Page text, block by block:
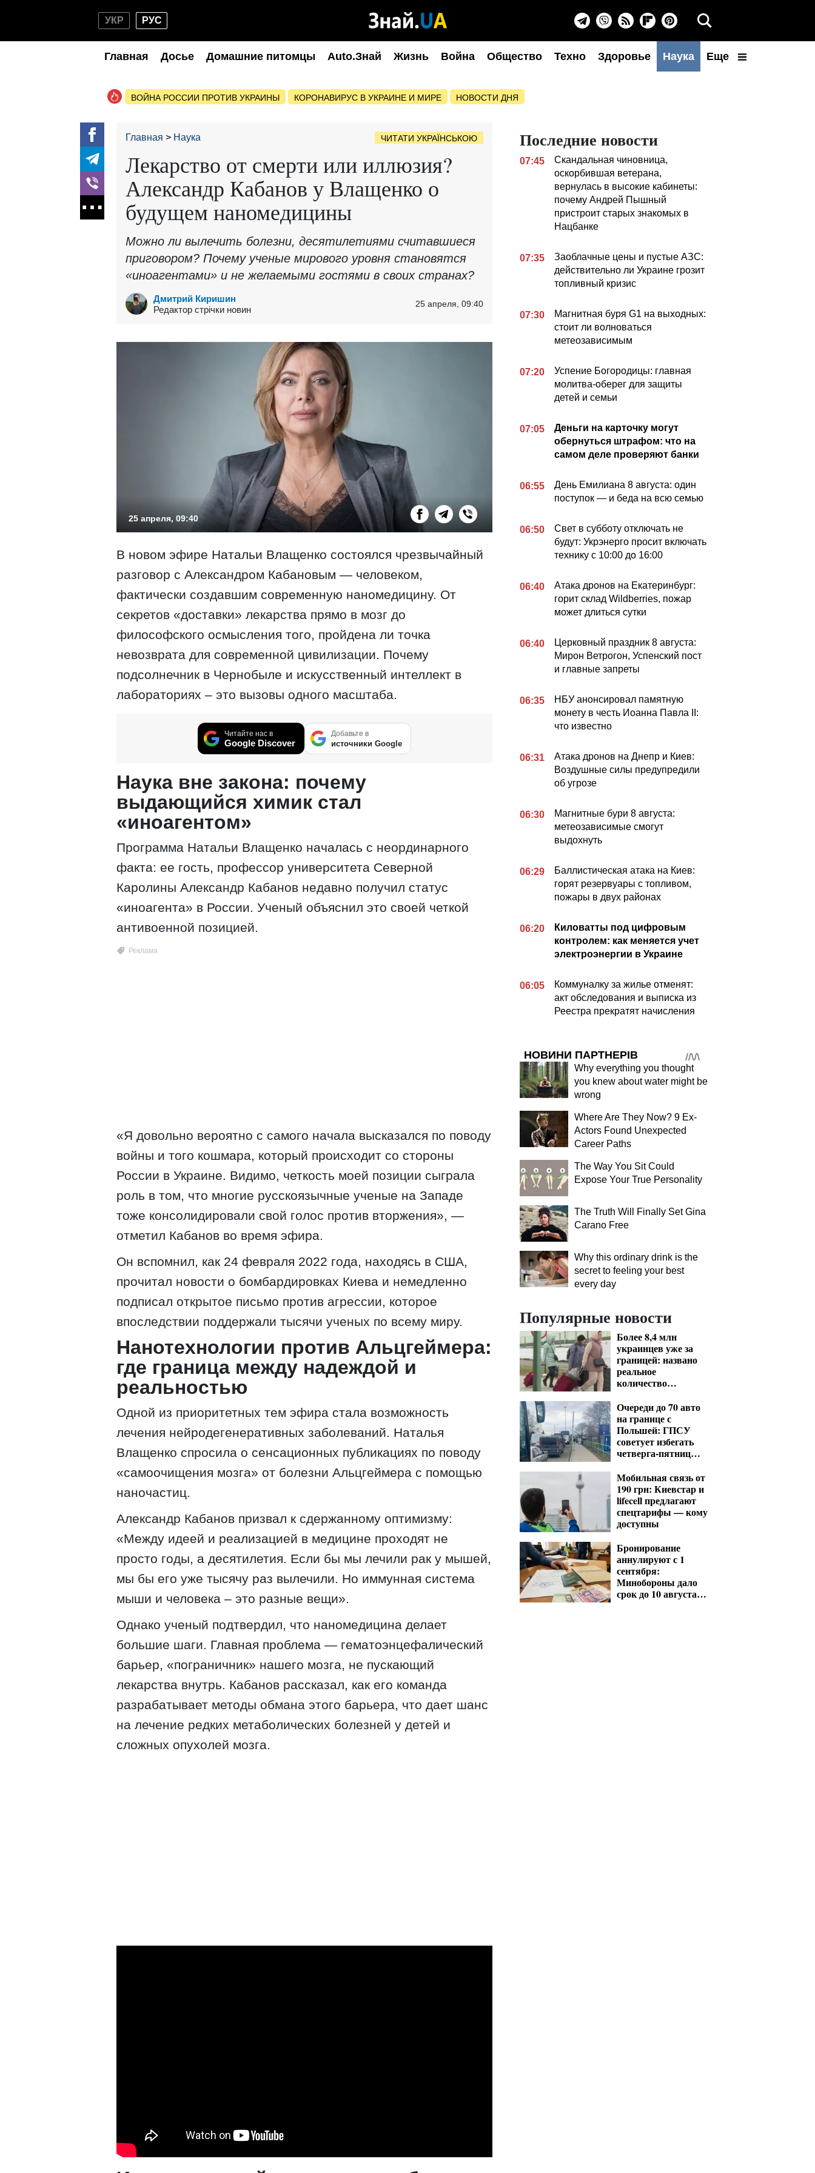
УКР РУС
Главная Досье Домашние питомцы Auto.Знай Жизнь Война Общество Техно Здоровье Наука Еще
ВОЙНА РОССИИ ПРОТИВ УКРАИНЫ КОРОНАВИРУС В УКРАИНЕ И МИРЕ НОВОСТИ ДНЯ
Главная Наука ЧИТАТИ УКРАЇНСЬКОЮ
Лекарство от смерти или иллюзия?
Александр Кабанов у Влащенко о
будущем наномедицины
Можно ли вылечить болезни, десятилетиями считавшиеся
приговором? Почему ученые мирового уровня становятся
«иноагентами» и не желаемыми гостями в своих странах?
Дмитрий Киришин
Редактор стрічки новин
25 апреля, 09:40
25 апреля, 09:40
В новом эфире Натальи Влащенко состоялся чрезвычайный
разговор с Александром Кабановым — человеком,
фактически создавшим современную наномедицину. От
секретов «доставки» лекарства прямо в мозг до
философского осмысления того, пройдена ли точка
невозврата для современной цивилизации. Почему
подсолнечник в Чернобыле и искусственный интеллект в
лабораториях – это вызовы одного масштаба.
Читайте нас в
Google Discover
Добавьте в
источники Google
Наука вне закона: почему
выдающийся химик стал
«иноагентом»
Программа Натальи Влащенко началась с неординарного
факта: ее гость, профессор университета Северной
Каролины Александр Кабанов недавно получил статус
«иноагента» в России. Ученый объяснил это своей четкой
антивоенной позицией.
«Я довольно вероятно с самого начала высказался по поводу
войны и того кошмара, который происходит со стороны
России в Украине. Видимо, четкость моей позиции сыграла
роль в том, что многие русскоязычные ученые на Западе
тоже консолидировали свой голос против вторжения», —
отметил Кабанов во время эфира.
Он вспомнил, как 24 февраля 2022 года, находясь в США,
прочитал новости о бомбардировках Киева и немедленно
подписал открытое письмо против агрессии, которое
впоследствии поддержали тысячи ученых по всему миру.
Нанотехнологии против Альцгеймера:
где граница между надеждой и
реальностью
Одной из приоритетных тем эфира стала возможность
лечения нейродегенеративных заболеваний. Наталья
Влащенко спросила о сенсационных публикациях по поводу
«самоочищения мозга» от болезни Альцгеймера с помощью
наночастиц.
Александр Кабанов призвал к сдержанному оптимизму:
«Между идеей и реализацией в медицине проходят не
просто годы, а десятилетия. Если бы мы лечили рак у мышей,
мы бы его уже тысячу раз вылечили. Но иммунная система
мыши и человека – это разные вещи».
Однако ученый подтвердил, что наномедицина делает
большие шаги. Главная проблема — гематоэнцефалический
барьер, «пограничник» нашего мозга, не пускающий
лекарства внутрь. Кабанов рассказал, как его команда
разрабатывает методы обмана этого барьера, что дает шанс
на лечение редких метаболических болезней у детей и
сложных опухолей мозга.
Последние новости
07:45
Скандальная чиновница,
оскорбившая ветерана,
вернулась в высокие кабинеты:
почему Андрей Пышный
пристроит старых знакомых в
Нацбанке
07:35
Заоблачные цены и пустые АЗС:
действительно ли Украине грозит
топливный кризис
07:30
Магнитная буря G1 на выходных:
стоит ли волноваться
метеозависимым
07:20
Успение Богородицы: главная
молитва-оберег для защиты
детей и семьи
07:05
Деньги на карточку могут
обернуться штрафом: что на
самом деле проверяют банки
06:55
День Емилиана 8 августа: один
поступок — и беда на всю семью
06:50
Свет в субботу отключать не
будут: Укрэнерго просит включать
технику с 10:00 до 16:00
06:40
Атака дронов на Екатеринбург:
горит склад Wildberries, пожар
может длиться сутки
06:40
Церковный праздник 8 августа:
Мирон Ветрогон, Успенский пост
и главные запреты
06:35
НБУ анонсировал памятную
монету в честь Иоанна Павла II:
что известно
06:31
Атака дронов на Днепр и Киев:
Воздушные силы предупредили
об угрозе
06:30
Магнитные бури 8 августа:
метеозависимые смогут
выдохнуть
06:29
Баллистическая атака на Киев:
горят резервуары с топливом,
пожары в двух районах
06:20
Киловатты под цифровым
контролем: как меняется учет
электроэнергии в Украине
06:05
Коммуналку за жилье отменят:
акт обследования и выписка из
Реестра прекратят начисления
НОВИНИ ПАРТНЕРІВ
Why everything you thought
you knew about water might be
wrong
Where Are They Now? 9 Ex-
Actors Found Unexpected
Career Paths
The Way You Sit Could
Expose Your True Personality
The Truth Will Finally Set Gina
Carano Free
Why this ordinary drink is the
secret to feeling your best
every day
Популярные новости
Более 8,4 млн
украинцев уже за
границей: названо
реальное
количество
Очереди до 70 авто
на границе с
Польшей: ГПСУ
советует избегать
четверга-пятницы и
Мобильная связь от
190 грн: Киевстар и
lifecell предлагают
спецтарифы — кому
доступны
Бронирование
аннулируют с 1
сентября:
Минобороны дало
срок до 10 августа